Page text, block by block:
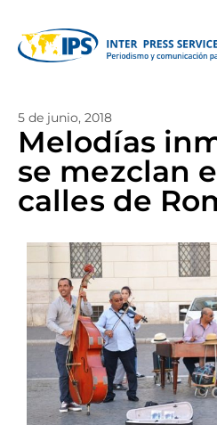
5 de junio, 2018
Melodías
se mezclan
calles de